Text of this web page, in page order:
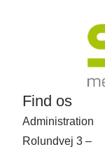
Find os
Administration
​Rolundvej 3 –